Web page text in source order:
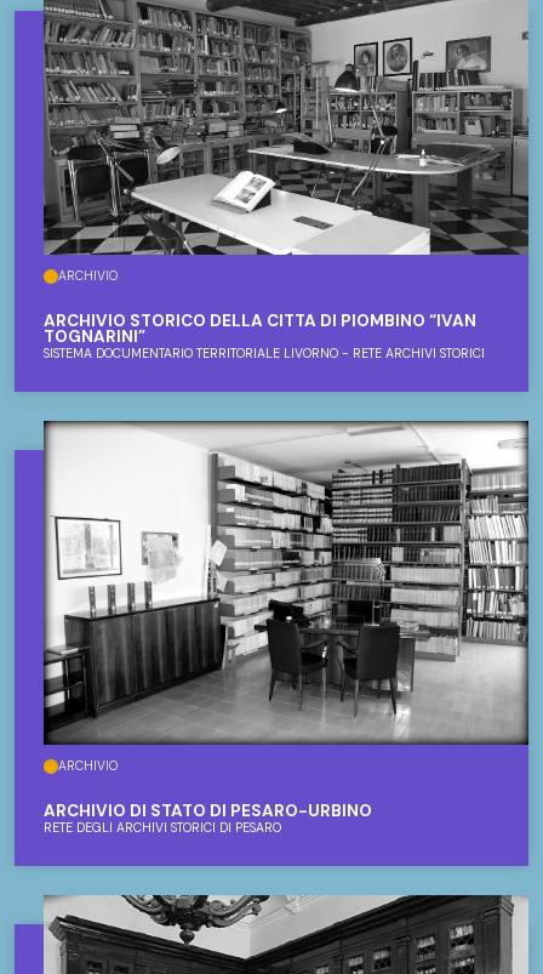
ARCHIVIO
ARCHIVIO STORICO DELLA CITTÀ DI PIOMBINO “IVAN
TOGNARINI”
SISTEMA DOCUMENTARIO TERRITORIALE LIVORNO - RETE ARCHIVI STORICI
ARCHIVIO
ARCHIVIO DI STATO DI PESARO-URBINO
RETE DEGLI ARCHIVI STORICI DI PESARO